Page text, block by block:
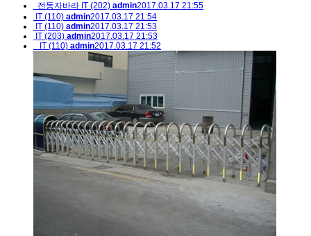
전동자바라 IT (202) admin2017.03.17 21:55
IT (110) admin2017.03.17 21:54
IT (110) admin2017.03.17 21:53
IT (203) admin2017.03.17 21:53
IT (110) admin2017.03.17 21:52